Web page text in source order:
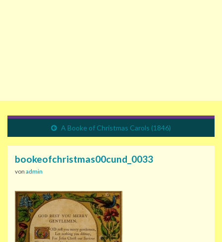
A Booke of Christmas Carols (1846)
bookeofchristmas00cund_0033
von admin